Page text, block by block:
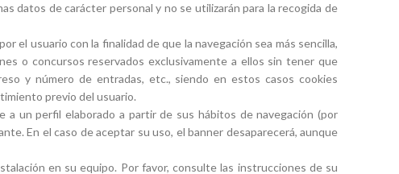
datos de carácter personal y no se utilizarán para la recogida de
el usuario con la finalidad de que la navegación sea más sencilla,
o concursos reservados exclusivamente a ellos sin tener que
y número de entradas, etc., siendo en estos casos cookies
previo del usuario.
a un perfil elaborado a partir de sus hábitos de navegación (por
En el caso de aceptar su uso, el banner desaparecerá, aunque
en su equipo. Por favor, consulte las instrucciones de su